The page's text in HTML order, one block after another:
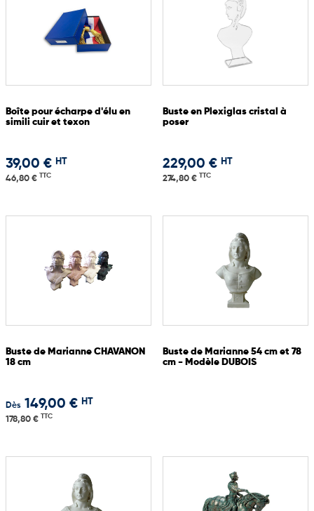
Boîte pour écharpe d'élu en
simili cuir et texon
39,00 € HT
46,80 € TTC
Buste en Plexiglas cristal à
poser
229,00 € HT
274,80 € TTC
Buste de Marianne CHAVANON
18 cm
Dès 149,00 € HT
178,80 € TTC
Buste de Marianne 54 cm et 78
cm - Modèle DUBOIS